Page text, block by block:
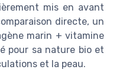
mis en avant
directe, un
marin + vitamine
pour sa nature bio et
et la peau.